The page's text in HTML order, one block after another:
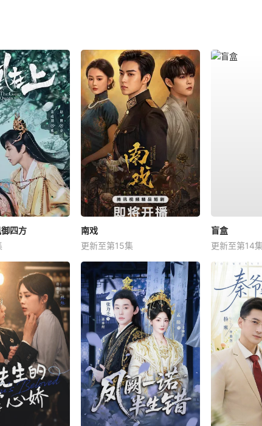
四方
南戏
更新至第15集
盲盒
更新至第14集